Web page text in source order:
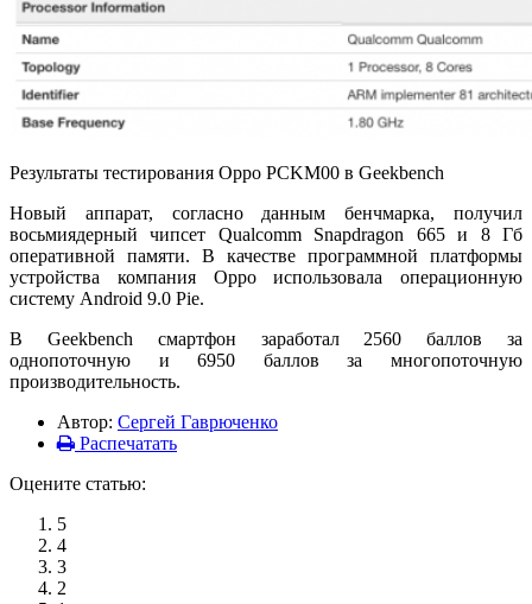
Результаты тестирования Oppo PCKM00 в Geekbench
Новый аппарат, согласно данным бенчмарка, получил
восьмиядерный чипсет Qualcomm Snapdragon 665 и 8 Гб
оперативной памяти. В качестве программной платформы
устройства компания Oppo использовала операционную
систему Android 9.0 Pie.
В Geekbench смартфон заработал 2560 баллов за
однопоточную и 6950 баллов за многопоточную
производительность.
Автор: Сергей Гаврюченко
Распечатать
Оцените статью:
5
4
3
2